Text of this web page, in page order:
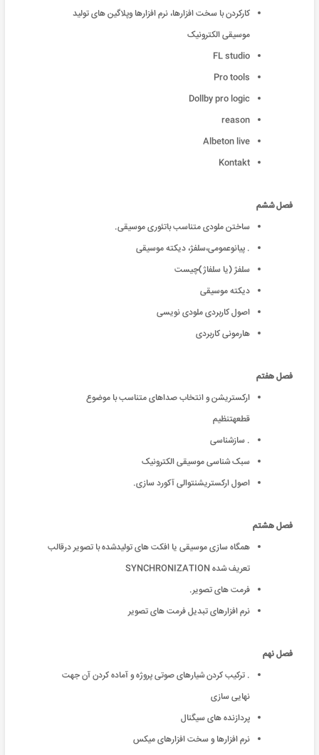
کارکردن با سخت افزارها، نرم افزارها وپلاگین های تولید
موسیقی الکترونیک
FL studio
Pro tools
Dollby pro logic
reason
Albeton live
Kontakt
فصل ششم
ساختن ملودی متناسب باتئوری موسیقی.
. پیانوعمومی،سلفژ، دیکته موسیقی
سلفژ (یا سلفاژ)چیست
دیکته موسیقی
اصول کاربردی ملودی نویسی
هارمونی کاربردی
فصل هفتم
ارکستریشن و انتخاب صداهای متناسب با موضوع
قطعهتنظیم
. سازشناسی
سبک شناسی موسیقی الکترونیک
اصول ارکستریشنتوالی آکورد سازی.
فصل هشتم
همگاه سازی موسیقی یا افکت های تولیدشده با تصویر درقالب
تعریف شده
فرمت های تصویر.
نرم افزارهای تبدیل فرمت های تصویر
فصل نهم
. ترکیب کردن شیارهای صوتی پروژه و آماده کردن آن جهت
نهایی سازی
پردازنده های سیگنال
نرم افزارها و سخت افزارهای میکس